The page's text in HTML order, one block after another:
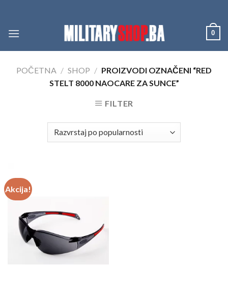
content
0
POČETNA / SHOP / PROIZVODI OZNAČENI “RED
STELT 8000 NAOCARE ZA SUNCE”
FILTER
Akcija!